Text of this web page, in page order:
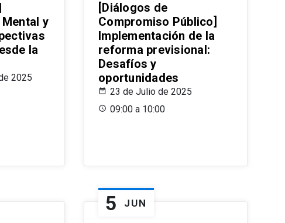
y
la
2025
[Diálogos de
Compromiso Público]
Implementación de la
reforma previsional:
Desafíos y
oportunidades
23 de Julio de 2025
09:00 a 10:00
5 JUN